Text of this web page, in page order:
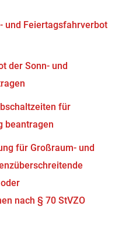
und Feiertagsfahrverbot
der Sonn- und
für
beantragen
für Großraum- und
nach § 70 StVZO